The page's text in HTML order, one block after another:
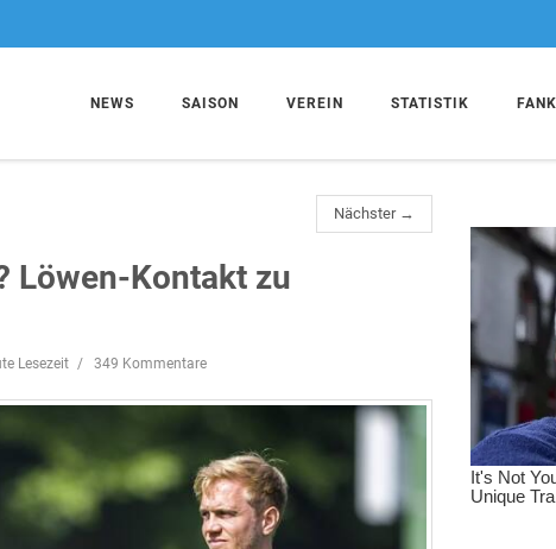
NEWS SAISON VEREIN STATISTIK
Nächster →
Löwen-Kontakt zu
Lesezeit 349 Kommentare